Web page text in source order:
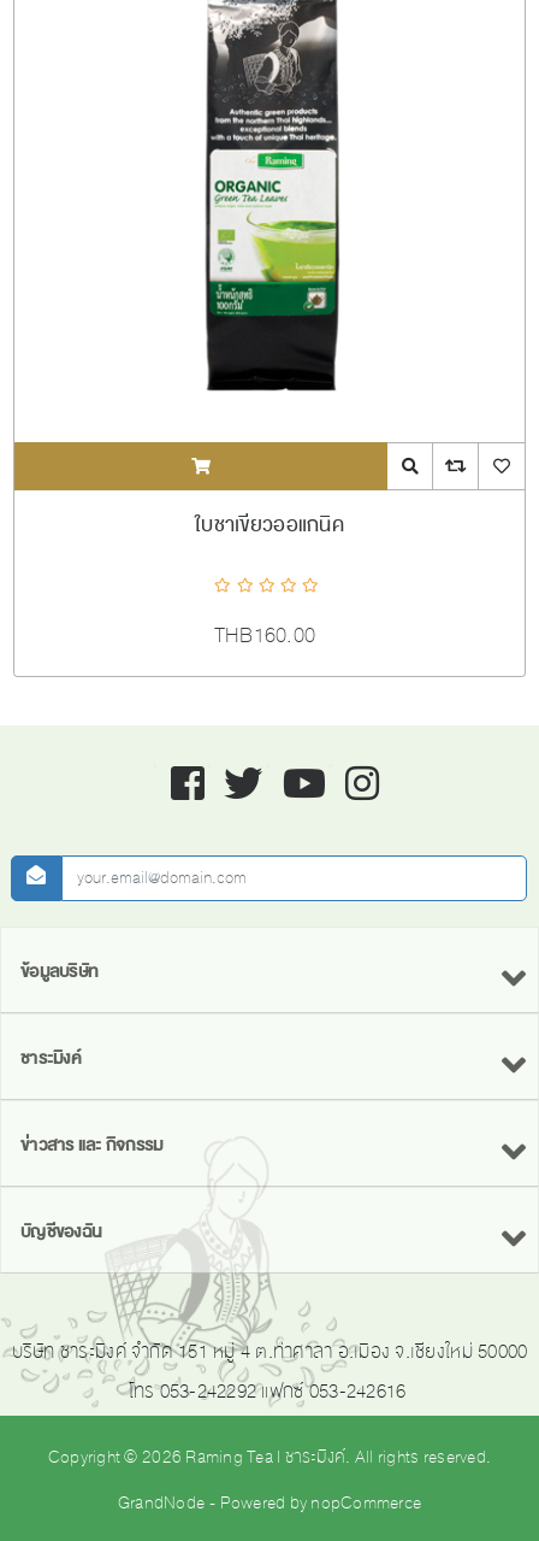
ADDTOCART Quick View
ใบชาเขียวออแกนิค
THB160.00
Facebook twitter youtube instagram
newsletter
ข้อมูลบริษัท
ชาระมิงค์
ข่าวสาร และ กิจกรรม
บัญชีของฉัน
บริษัท ชาระมิงค์ จำกัด 151 หมู่ 4 ต.ท่าศาลา อ.เมือง จ.เชียงใหม่ 50000
โทร 053-242292 แฟกซ์ 053-242616
Copyright © 2026 Raming Tea | ชาระมิงค์. All rights reserved.
GrandNode- Powered bynopCommerce